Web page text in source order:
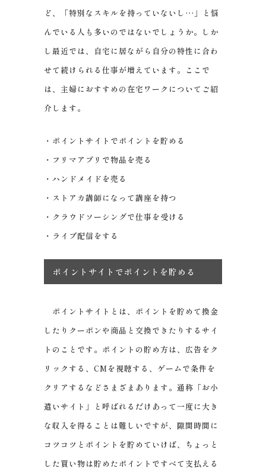
ど、「特別なスキルを持っていないし…」と悩
んでいる人も多いのではないでしょうか。しか
し最近では、自宅に居ながら自分の特性に合わ
せて続けられる仕事が増えています。ここで
は、主婦におすすめの在宅ワークについてご紹
介します。
・ポイントサイトでポイントを貯める
・フリマアプリで物品を売る
・ハンドメイドを売る
・ストアカ講師になって講座を持つ
・クラウドソーシングで仕事を受ける
・ライブ配信をする
ポイントサイトでポイントを貯める
ポイントサイトとは、ポイントを貯めて換金
したりクーポンや商品と交換できたりするサイ
トのことです。ポイントの貯め方は、広告をク
リックする、CMを視聴する、ゲームで条件を
クリアするなどさまざまあります。通称「お小
遣いサイト」と呼ばれるだけあって一度に大き
な収入を得ることは難しいですが、隙間時間に
コツコツとポイントを貯めていけば、ちょっと
した買い物は貯めたポイントですべて支払える